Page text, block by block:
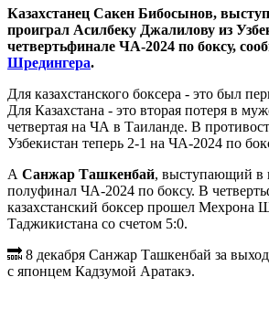
Казахстанец Сакен Бибосынов,
проиграл Асилбеку Джалилову из
четвертьфинале ЧА-2024 по боксу,
Шредингера.
Для казахстанского боксера - это был
Для Казахстана - это вторая потеря в
четвертая на ЧА в Таиланде. В
Узбекистан теперь 2-1 на ЧА-2024 по
А Санжар Ташкенбай, выступающий в
полуфинал ЧА-2024 по боксу. В
казахстанский боксер прошел Мехрона
Таджикистана со счетом 5:0.
🔜 8 декабря Санжар Ташкенбай за
с японцем Кадзумой Аратакэ.